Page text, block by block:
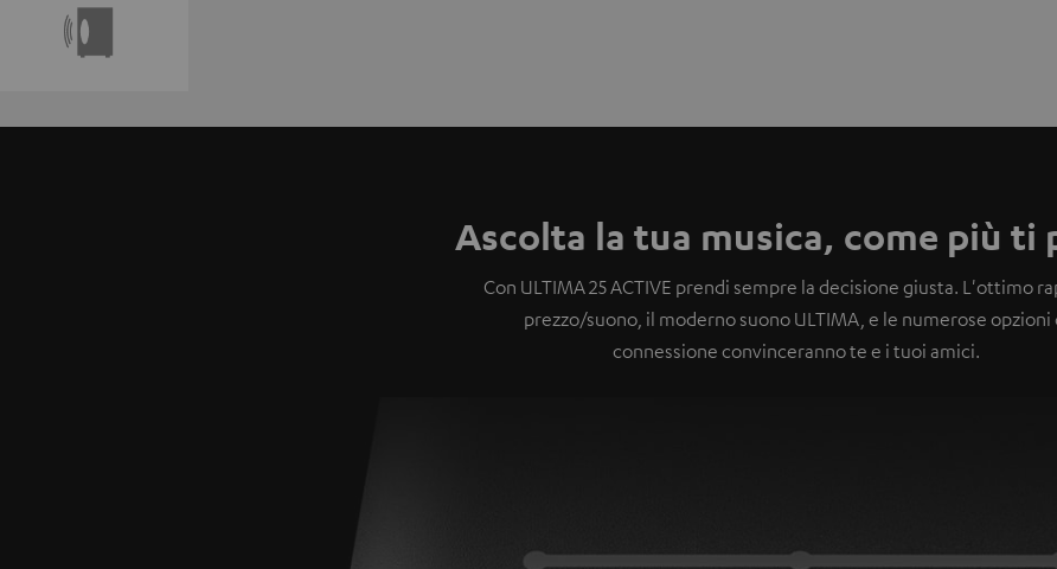
Ascolta la tua musica, come più ti
Con ULTIMA 25 ACTIVE prendi sempre la decisione giusta. L'ottimo
prezzo/suono, il moderno suono ULTIMA, e le numerose opzioni
connessione convinceranno te e i tuoi amici.